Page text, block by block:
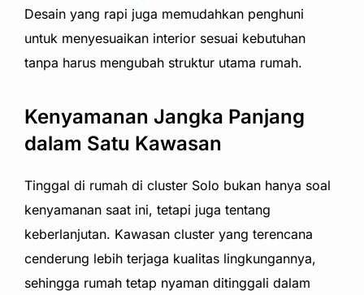
Desain yang rapi juga memudahkan penghuni
untuk menyesuaikan interior sesuai kebutuhan
tanpa harus mengubah struktur utama rumah.
Kenyamanan Jangka Panjang
dalam Satu Kawasan
Tinggal di rumah di cluster Solo bukan hanya soal
kenyamanan saat ini, tetapi juga tentang
keberlanjutan. Kawasan cluster yang terencana
cenderung lebih terjaga kualitas lingkungannya,
sehingga rumah tetap nyaman ditinggali dalam